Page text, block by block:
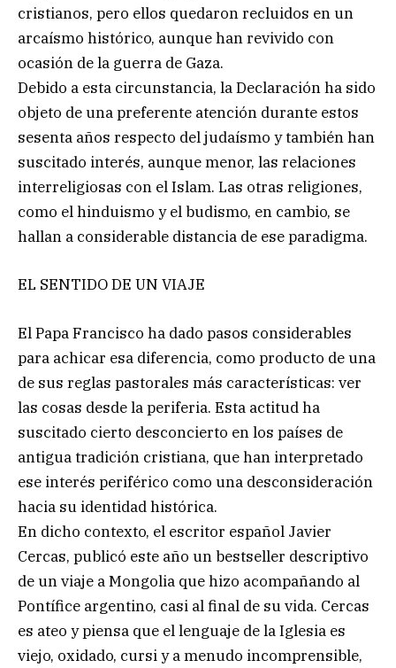
cristianos, pero ellos quedaron recluidos en un
arcaísmo histórico, aunque han revivido con
ocasión de la guerra de Gaza.
Debido a esta circunstancia, la Declaración ha sido
objeto de una preferente atención durante estos
sesenta años respecto del judaísmo y también han
suscitado interés, aunque menor, las relaciones
interreligiosas con el Islam. Las otras religiones,
como el hinduismo y el budismo, en cambio, se
hallan a considerable distancia de ese paradigma.
EL SENTIDO DE UN VIAJE
El Papa Francisco ha dado pasos considerables
para achicar esa diferencia, como producto de una
de sus reglas pastorales más características: ver
las cosas desde la periferia. Esta actitud ha
suscitado cierto desconcierto en los países de
antigua tradición cristiana, que han interpretado
ese interés periférico como una desconsideración
hacia su identidad histórica.
En dicho contexto, el escritor español Javier
Cercas, publicó este año un bestseller descriptivo
de un viaje a Mongolia que hizo acompañando al
Pontífice argentino, casi al final de su vida. Cercas
es ateo y piensa que el lenguaje de la Iglesia es
viejo, oxidado, cursi y a menudo incomprensible,